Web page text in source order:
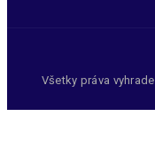
Všetky práva